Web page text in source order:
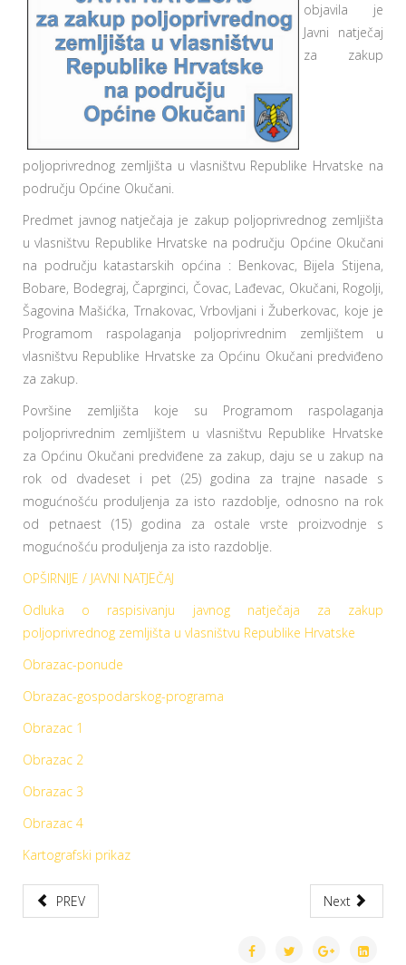
objavila je
Javni natječaj
za zakup
poljoprivrednog zemljišta u vlasništvu Republike Hrvatske na
području Općine Okučani.
Predmet javnog natječaja je zakup poljoprivrednog zemljišta
u vlasništvu Republike Hrvatske na području Općine Okučani
na području katastarskih općina : Benkovac, Bijela Stijena,
Bobare, Bodegraj, Čaprginci, Čovac, Lađevac, Okučani, Rogolji,
Šagovina Mašićka, Trnakovac, Vrbovljani i Žuberkovac, koje je
Programom raspolaganja poljoprivrednim zemljištem u
vlasništvu Republike Hrvatske za Općinu Okučani predviđeno
za zakup.
Površine zemljišta koje su Programom raspolaganja
poljoprivrednim zemljištem u vlasništvu Republike Hrvatske
za Općinu Okučani predviđene za zakup, daju se u zakup na
rok od dvadeset i pet (25) godina za trajne nasade s
mogućnošću produljenja za isto razdoblje, odnosno na rok
od petnaest (15) godina za ostale vrste proizvodnje s
mogućnošću produljenja za isto razdoblje.
OPŠIRNIJE / JAVNI NATJEČAJ
Odluka o raspisivanju javnog natječaja za zakup
poljoprivrednog zemljišta u vlasništvu Republike Hrvatske
Obrazac-ponude
Obrazac-gospodarskog-programa
Obrazac 1
Obrazac 2
Obrazac 3
Obrazac 4
Kartografski prikaz
PREV Next